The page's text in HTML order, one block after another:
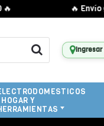
🔥 Envío
Ingresar
HOGAR Y